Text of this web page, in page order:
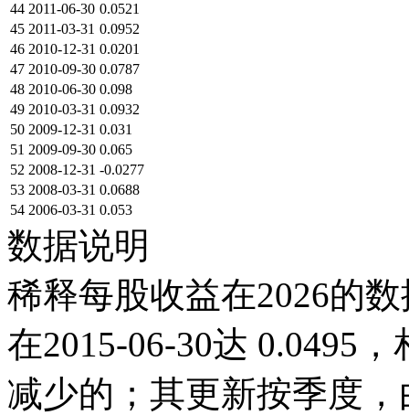
44 2011-06-30 0.0521
45 2011-03-31 0.0952
46 2010-12-31 0.0201
47 2010-09-30 0.0787
48 2010-06-30 0.098
49 2010-03-31 0.0932
50 2009-12-31 0.031
51 2009-09-30 0.065
52 2008-12-31 -0.0277
53 2008-03-31 0.0688
54 2006-03-31 0.053
数据说明
稀释每股收益在2026的
在2015-06-30达 0.0495
减少的；其更新按季度